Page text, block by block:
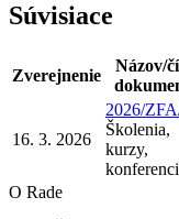
Súvisiace
Zverejnenie
Názov/
16. 3. 2026
2026/
Školenia,
kurzy,
O Rade